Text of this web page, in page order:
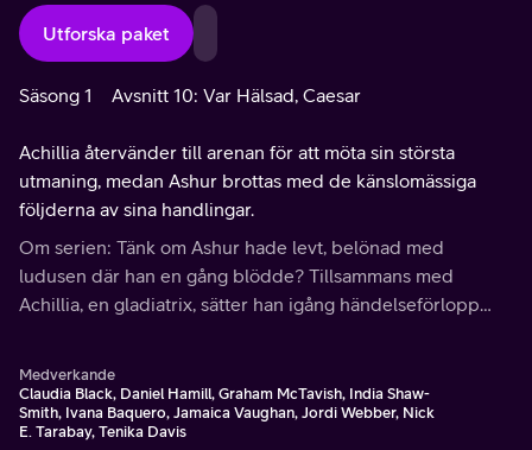
Utforska paket
Säsong 1 Avsnitt 10: Var Hälsad, Caesar
Achillia återvänder till arenan för att möta sin största
utmaning, medan Ashur brottas med de känslomässiga
följderna av sina handlingar.
Om serien: Tänk om Ashur hade levt, belönad med
ludusen där han en gång blödde? Tillsammans med
Achillia, en gladiatrix, sätter han igång händelseförlopp
Medverkande
Claudia Black, Daniel Hamill, Graham McTavish, India Shaw-
Smith, Ivana Baquero, Jamaica Vaughan, Jordi Webber, Nick
E. Tarabay, Tenika Davis